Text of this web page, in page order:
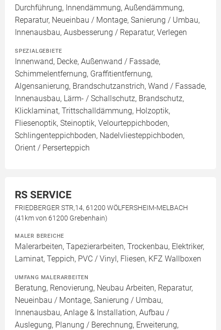
Durchführung, Innendämmung, Außendämmung,
Reparatur, Neueinbau / Montage, Sanierung / Umbau,
Innenausbau, Ausbesserung / Reparatur, Verlegen
SPEZIALGEBIETE
Innenwand, Decke, Außenwand / Fassade,
Schimmelentfernung, Graffitientfernung,
Algensanierung, Brandschutzanstrich, Wand / Fassade,
Innenausbau, Lärm- / Schallschutz, Brandschutz,
Klicklaminat, Trittschalldämmung, Holzoptik,
Fliesenoptik, Steinoptik, Velourteppichboden,
Schlingenteppichboden, Nadelvliesteppichboden,
Orient / Perserteppich
RS SERVICE
FRIEDBERGER STR,14, 61200 WÖLFERSHEIM-MELBACH
(41km von 61200 Grebenhain)
MALER BEREICHE
Malerarbeiten, Tapezierarbeiten, Trockenbau, Elektriker,
Laminat, Teppich, PVC / Vinyl, Fliesen, KFZ Wallboxen
UMFANG MALERARBEITEN
Beratung, Renovierung, Neubau Arbeiten, Reparatur,
Neueinbau / Montage, Sanierung / Umbau,
Innenausbau, Anlage & Installation, Aufbau /
Auslegung, Planung / Berechnung, Erweiterung,